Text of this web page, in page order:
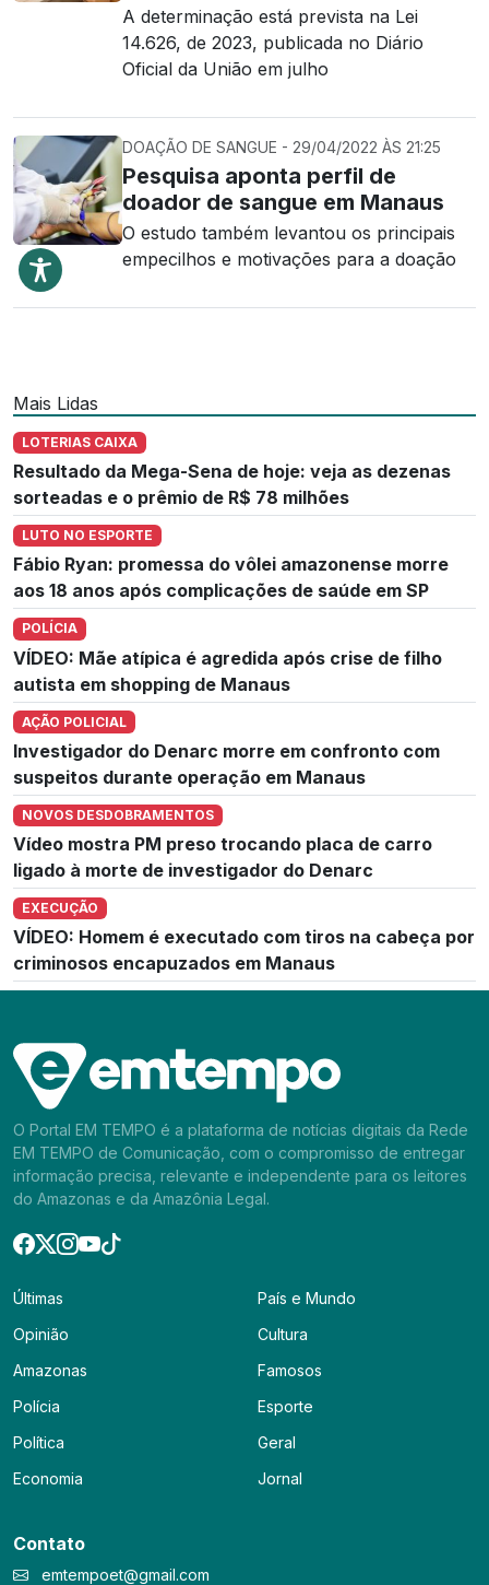
A determinação está prevista na Lei
14.626, de 2023, publicada no Diário
Oficial da União em julho
DOAÇÃO DE SANGUE - 29/04/2022 ÀS 21:25
Pesquisa aponta perfil de
doador de sangue em Manaus
O estudo também levantou os principais
empecilhos e motivações para a doação
Mais Lidas
LOTERIAS CAIXA
Resultado da Mega-Sena de hoje: veja as dezenas
sorteadas e o prêmio de R$ 78 milhões
LUTO NO ESPORTE
Fábio Ryan: promessa do vôlei amazonense morre
aos 18 anos após complicações de saúde em SP
POLÍCIA
VÍDEO: Mãe atípica é agredida após crise de filho
autista em shopping de Manaus
AÇÃO POLICIAL
Investigador do Denarc morre em confronto com
suspeitos durante operação em Manaus
NOVOS DESDOBRAMENTOS
Vídeo mostra PM preso trocando placa de carro
ligado à morte de investigador do Denarc
EXECUÇÃO
VÍDEO: Homem é executado com tiros na cabeça por
criminosos encapuzados em Manaus
O Portal EM TEMPO é a plataforma de notícias digitais da Rede
EM TEMPO de Comunicação, com o compromisso de entregar
informação precisa, relevante e independente para os leitores
do Amazonas e da Amazônia Legal.
Últimas
Opinião
Amazonas
Polícia
Política
Economia
País e Mundo
Cultura
Famosos
Esporte
Geral
Jornal
Contato
emtempoet@gmail.com